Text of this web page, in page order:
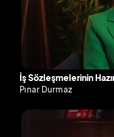
İş Sözleşmelerinin
Pınar Durmaz